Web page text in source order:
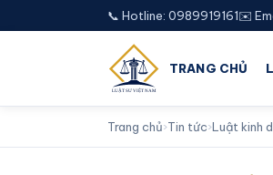
📞 Hotline: 0989919161✉️
TRANG CHỦ
Trang chủ›Tin tức›Luật kinh